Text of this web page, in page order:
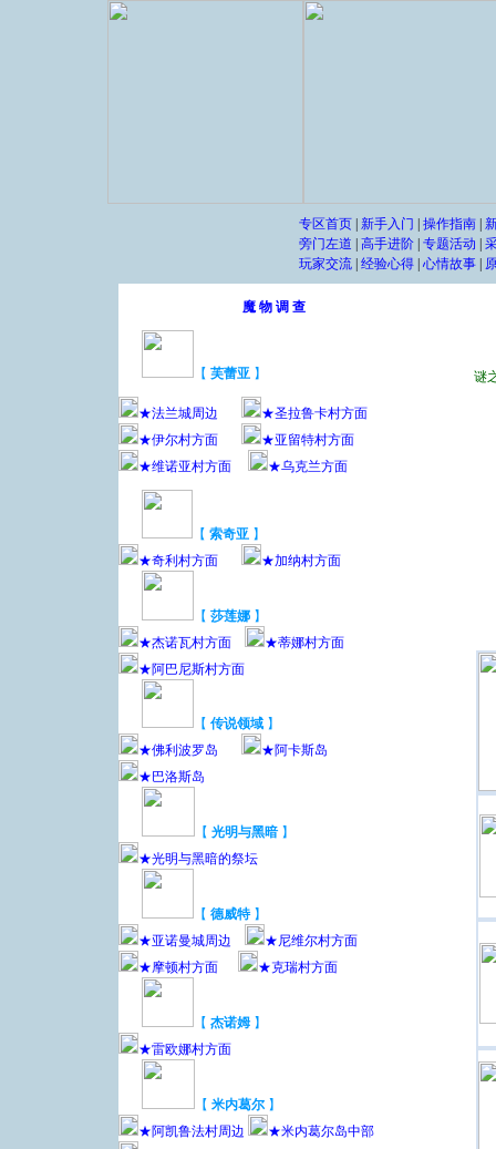
专区首页 新手入门 操作指南
旁门左道
高手进阶 专题活动
玩家交流 经验心得 心情故事
魔 物 调 查
【 芙蕾亚 】
★法兰城周边
★圣拉鲁卡村方面
★伊尔村方面
★亚留特村方面
★维诺亚村方面
★乌克兰方面
【 索奇亚 】
★奇利村方面
★加纳村方面
【 莎莲娜 】
★杰诺瓦村方面
★蒂娜村方面
★阿巴尼斯村方面
【 传说领域 】
★佛利波罗岛
★阿卡斯岛
★巴洛斯岛
【 光明与黑暗 】
★光明与黑暗的祭坛
【 德威特 】
★亚诺曼城周边
★尼维尔村方面
★摩顿村方面
★克瑞村方面
【 杰诺姆 】
★雷欧娜村方面
【 米内葛尔 】
★阿凯鲁法村周边
★米内葛尔岛中部
谜